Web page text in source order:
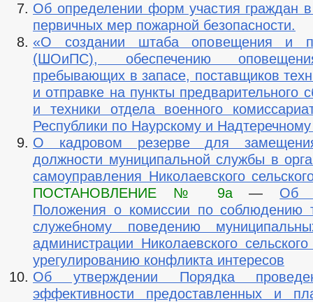
Об определении форм участия граждан в
первичных мер пожарной безопасности.
«О создании штаба оповещения и
(ШОиПС), обеспечению
пребывающих в запасе, поставщиков
и отправке на пункты предварительного
и техники отдела военного
Республики по Наурскому и
О кадровом резерве для
должности муниципальной службы в
самоуправления Николаевского
ПОСТАНОВЛЕНИЕ № 9а— Об
Положения о комиссии по соблюдению
служебному поведению
администрации Николаевского
урегулированию конфликта интересов
Об утверждении Порядка
эффективности предоставленных и